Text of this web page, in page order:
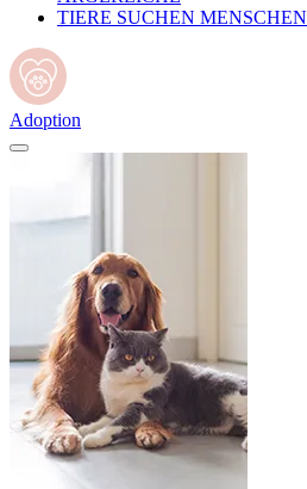
TIERE SUCHEN MENSCHEN
Adoption